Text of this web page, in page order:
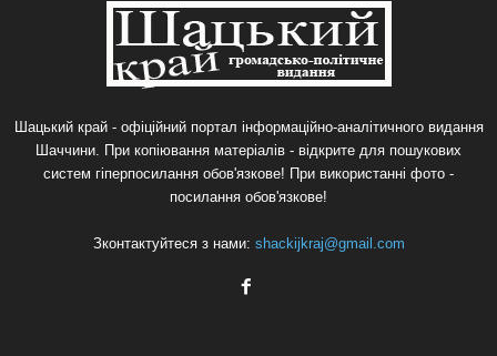
Шацький край - офіційний портал інформаційно-аналітичного видання
Шаччини. При копіювання матеріалів - відкрите для пошукових
систем гіперпосилання обов'язкове! При використанні фото -
посилання обов'язкове!
Зконтактуйтеся з нами: shackijkraj@gmail.com